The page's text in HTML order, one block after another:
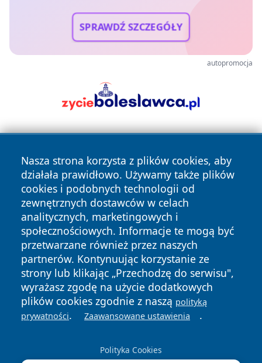
SPRAWDŹ SZCZEGÓŁY
autopromocja
Nasza strona korzysta z plików cookies, aby
działała prawidłowo. Używamy także plików
cookies i podobnych technologii od
zewnętrznych dostawców w celach
analitycznych, marketingowych i
społecznościowych. Informacje te mogą być
przetwarzane również przez naszych
partnerów. Kontynuując korzystanie ze
strony lub klikając „Przechodzę do serwisu",
wyrażasz zgodę na użycie dodatkowych
plików cookies zgodnie z naszą polityką
prywatności. Zaawansowane ustawienia .
Polityka Cookies
Copyright © 2026 tarnowskie24.pl Wszystkie prawa
zastrzeżone.
News Autorzy
Polityka
Prywatności
Polityka
Cookies